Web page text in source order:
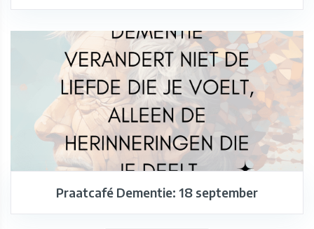
Praatcafé Dementie: 18 september